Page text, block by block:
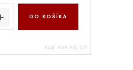
DO KOŠÍKA
Kód: AVA-RBC152